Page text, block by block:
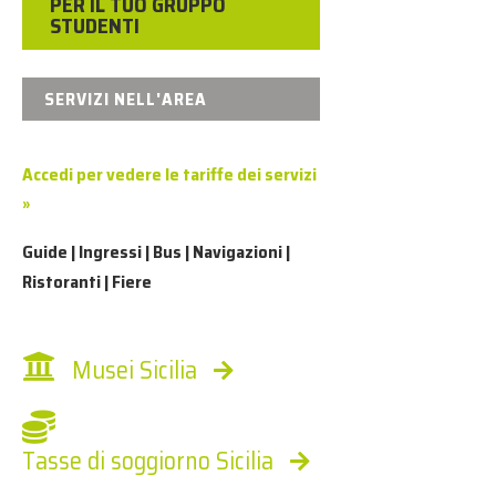
STUDENTI
SERVIZI NELL'AREA
Accedi per vedere le tariffe dei servizi
»
Guide | Ingressi | Bus | Navigazioni |
Ristoranti | Fiere
Musei Sicilia
Tasse di soggiorno Sicilia